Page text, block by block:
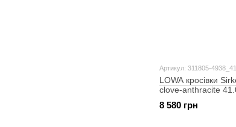
Артикул: 311805-4938_41
LOWA кросівки
clove-anthracite
8 580 грн